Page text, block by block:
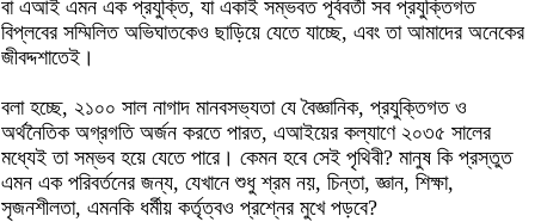
বা এআই এমন এক প্রযুক্তি, যা একাই সম্ভবত পূর্ববর্তী সব প্রযুক্তিগত
বিপ্লবের সম্মিলিত অভিঘাতকেও ছাড়িয়ে যেতে যাচ্ছে, এবং তা আমাদের অনেকের
জীবদ্দশাতেই।
বলা হচ্ছে, ২১০০ সাল নাগাদ মানবসভ্যতা যে বৈজ্ঞানিক, প্রযুক্তিগত ও
অর্থনৈতিক অগ্রগতি অর্জন করতে পারত, এআইয়ের কল্যাণে ২০৩৫ সালের
মধ্যেই তা সম্ভব হয়ে যেতে পারে। কেমন হবে সেই পৃথিবী? মানুষ কি প্রস্তুত
এমন এক পরিবর্তনের জন্য, যেখানে শুধু শ্রম নয়, চিন্তা, জ্ঞান, শিক্ষা,
সৃজনশীলতা, এমনকি ধর্মীয় কর্তৃত্বও প্রশ্নের মুখে পড়বে?